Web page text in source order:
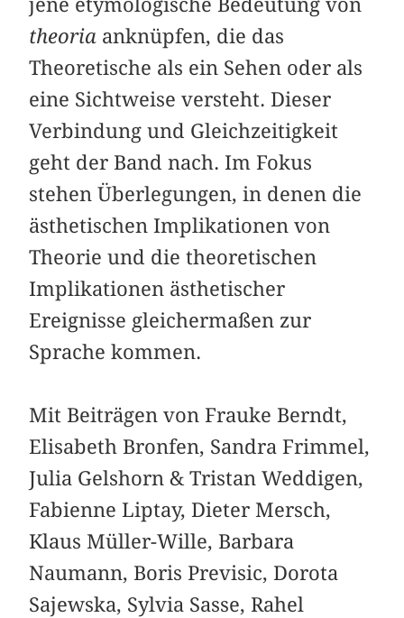
jene etymologische Bedeutung von
theoria anknüpfen, die das
Theoretische als ein Sehen oder als
eine Sichtweise versteht. Dieser
Verbindung und Gleichzeitigkeit
geht der Band nach. Im Fokus
stehen Überlegungen, in denen die
ästhetischen Implikationen von
Theorie und die theoretischen
Implikationen ästhetischer
Ereignisse gleichermaßen zur
Sprache kommen.
Mit Beiträgen von Frauke Berndt,
Elisabeth Bronfen, Sandra Frimmel,
Julia Gelshorn & Tristan Weddigen,
Fabienne Liptay, Dieter Mersch,
Klaus Müller-Wille, ­Barbara
Naumann, Boris Previsic, Dorota
Sajewska, ­Sylvia Sasse, Rahel